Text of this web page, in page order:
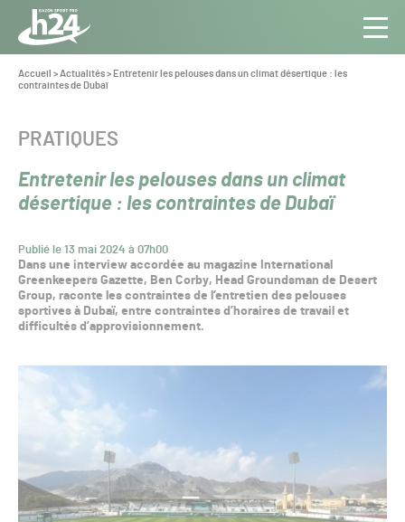
Panneau de gestion des cookies
Aller au contenu
Toute
l’info
du Gazon
Vous
êtes
Accueil >Actualités> Entretenir les pelouses dans un climat désertique : les
contraintes de Dubaï
Entretenir les pelouses dans un climat
désertique : les contraintes de Dubaï
Publié le 13 mai 2024 à 07h00
CATÉGORIE :
PRATIQUES
Dans une interview accordée au magazine International
Greenkeepers Gazette, Ben Corby, Head Groundsman de Desert
Group, raconte les contraintes de l’entretien des pelouses
sportives à Dubaï, entre contraintes d’horaires de travail et
difficultés d’approvisionnement.